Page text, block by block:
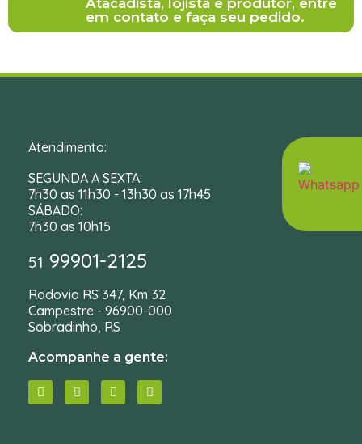
Atacadista, lojista e produtor, entre
em contato e faça seu pedido.
Atendimento:
SEGUNDA A SEXTA:
7h30 as 11h30 - 13h30 as 17h45
SÁBADO:
7h30 as 10h15
51 99901-2125
Rodovia RS 347, Km 32
Campestre - 96900-000
Sobradinho, RS
Acompanhe a gente: